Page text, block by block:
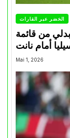
الخضر عبر القارات
من قائمة
أمام نانت
Mai 1, 2026